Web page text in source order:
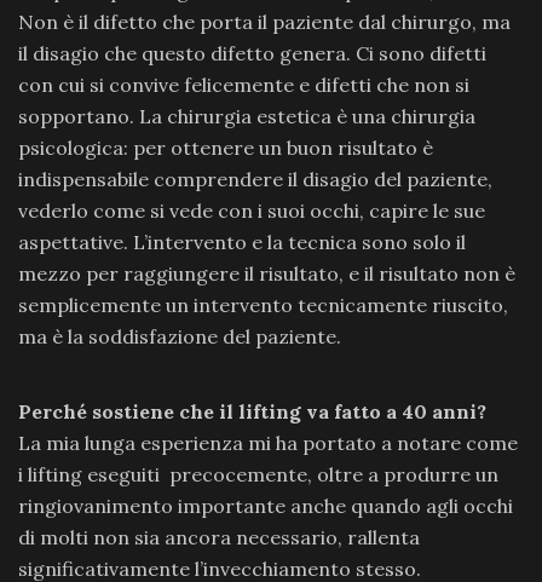
Non è il difetto che porta il paziente dal chirurgo, ma
il disagio che questo difetto genera. Ci sono difetti
con cui si convive felicemente e difetti che non si
sopportano. La chirurgia estetica è una chirurgia
psicologica: per ottenere un buon risultato è
indispensabile comprendere il disagio del paziente,
vederlo come si vede con i suoi occhi, capire le sue
aspettative. L’intervento e la tecnica sono solo il
mezzo per raggiungere il risultato, e il risultato non è
semplicemente un intervento tecnicamente riuscito,
ma è la soddisfazione del paziente.
Perché sostiene che il lifting va fatto a 40 anni?
La mia lunga esperienza mi ha portato a notare come
i lifting eseguiti precocemente, oltre a produrre un
ringiovanimento importante anche quando agli occhi
di molti non sia ancora necessario, rallenta
significativamente l’invecchiamento stesso.